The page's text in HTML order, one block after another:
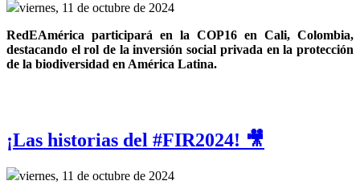
viernes, 11 de octubre de 2024
RedEAmérica participará en la COP16 en Cali, Colombia,
destacando el rol de la inversión social privada en la protección
de la biodiversidad en América Latina.
¡Las historias del #FIR2024! 🎥
viernes, 11 de octubre de 2024